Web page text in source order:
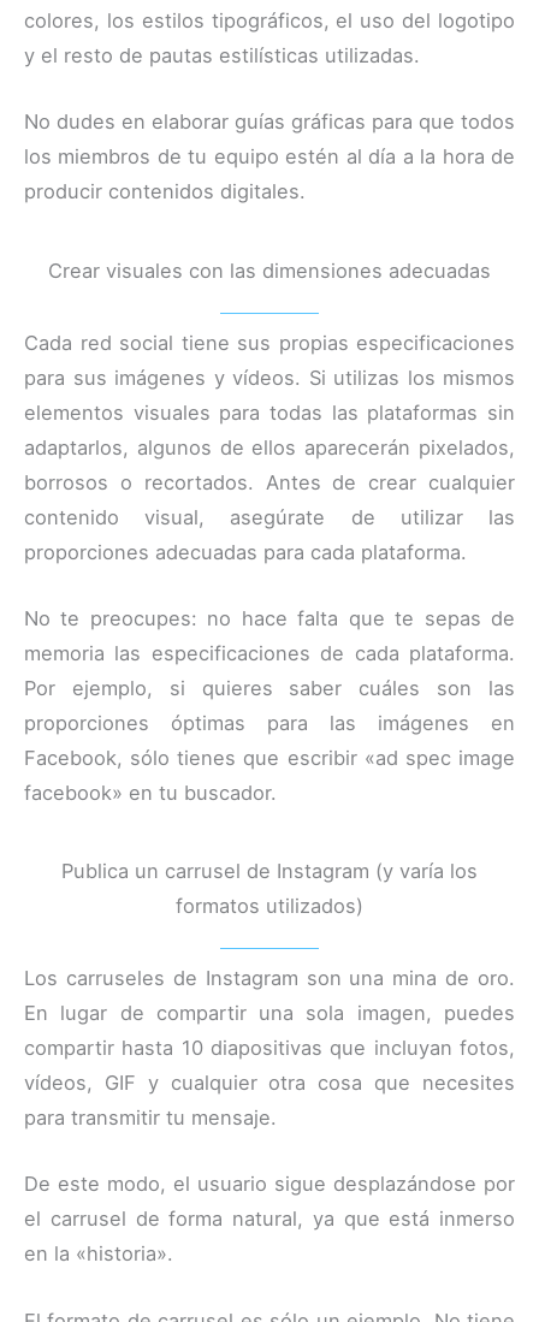
colores, los estilos tipográficos, el uso del logotipo
y el resto de pautas estilísticas utilizadas.
No dudes en elaborar guías gráficas para que todos
los miembros de tu equipo estén al día a la hora de
producir contenidos digitales.
Crear visuales con las dimensiones adecuadas
Cada red social tiene sus propias especificaciones
para sus imágenes y vídeos. Si utilizas los mismos
elementos visuales para todas las plataformas sin
adaptarlos, algunos de ellos aparecerán pixelados,
borrosos o recortados. Antes de crear cualquier
contenido visual, asegúrate de utilizar las
proporciones adecuadas para cada plataforma.
No te preocupes: no hace falta que te sepas de
memoria las especificaciones de cada plataforma.
Por ejemplo, si quieres saber cuáles son las
proporciones óptimas para las imágenes en
Facebook, sólo tienes que escribir «ad spec image
facebook» en tu buscador.
Publica un carrusel de Instagram (y varía los
formatos utilizados)
Los carruseles de Instagram son una mina de oro.
En lugar de compartir una sola imagen, puedes
compartir hasta 10 diapositivas que incluyan fotos,
vídeos, GIF y cualquier otra cosa que necesites
para transmitir tu mensaje.
De este modo, el usuario sigue desplazándose por
el carrusel de forma natural, ya que está inmerso
en la «historia».